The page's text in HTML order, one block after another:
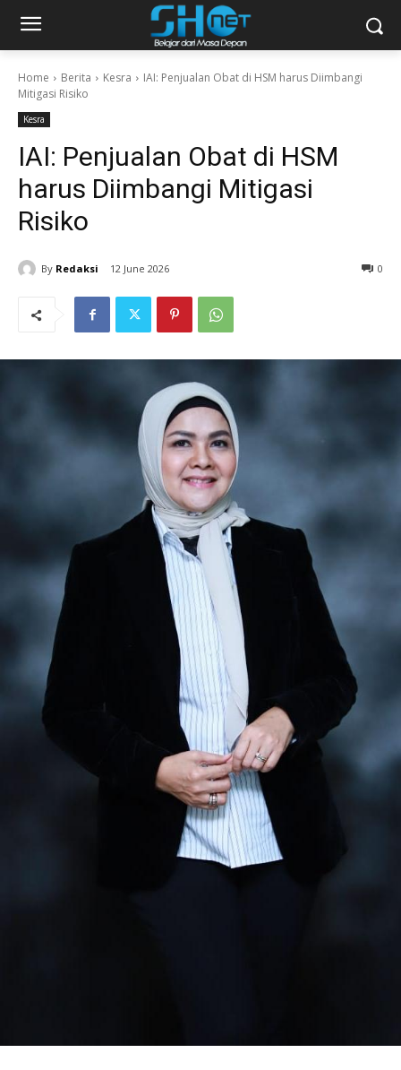
Home Berita Kesra
IAI: Penjualan Obat di HSM harus Diimbangi
Mitigasi Risiko
Kesra
IAI: Penjualan Obat di HSM
harus Diimbangi Mitigasi
Risiko
By Redaksi 12 June 2026 0